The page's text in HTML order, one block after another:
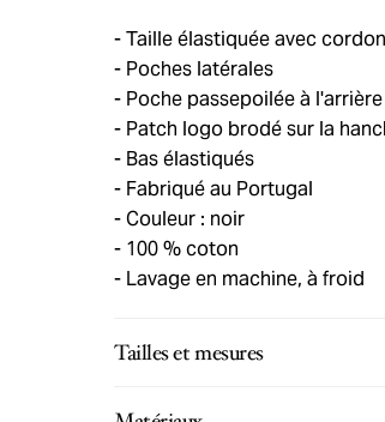
Taille élastiquée avec
Poches latérales
Poche passepoilée à
Patch logo brodé sur la
Bas élastiqués
Fabriqué au Portugal
Couleur : noir
100 % coton
Lavage en machine, à froid
Tailles et mesures